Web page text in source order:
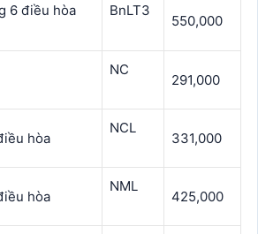
6 điều hòa
BnLT3
550,000
NC
291,000
hòa
NCL
331,000
hòa
NML
425,000